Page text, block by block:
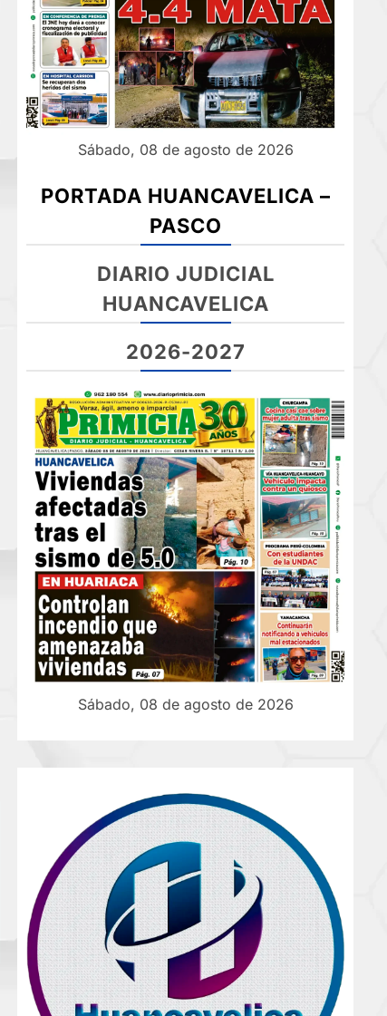
Sábado, 08 de agosto de 2026
PORTADA HUANCAVELICA –
PASCO
DIARIO JUDICIAL
HUANCAVELICA
2026-2027
Sábado, 08 de agosto de 2026